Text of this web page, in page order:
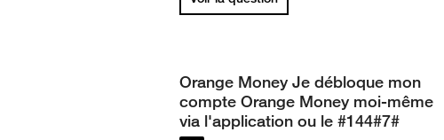
Orange Money Je débloque mon
compte Orange Money moi-même
via l'application ou le #144#7#